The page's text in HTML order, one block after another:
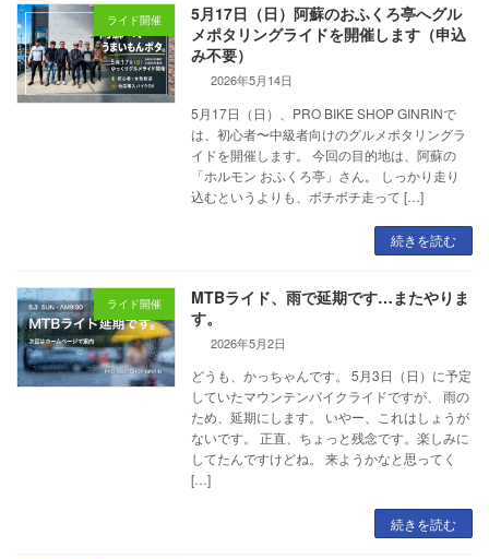
ライド開催
5月17日（日）阿蘇のおふくろ亭へグル
メポタリングライドを開催します（申込
み不要）
2026年5月14日
5月17日（日）、PRO BIKE SHOP GINRINで
は、初心者〜中級者向けのグルメポタリングラ
イドを開催します。 今回の目的地は、阿蘇の
「ホルモン おふくろ亭」さん。 しっかり走り
込むというよりも、ボチボチ走って […]
続きを読む
ライド開催
MTBライド、雨で延期です…またやりま
す。
2026年5月2日
どうも、かっちゃんです。 5月3日（日）に予定
していたマウンテンバイクライドですが、 雨の
ため、延期にします。 いやー、これはしょうが
ないです。 正直、ちょっと残念です。楽しみに
してたんですけどね。 来ようかなと思ってく
[…]
続きを読む